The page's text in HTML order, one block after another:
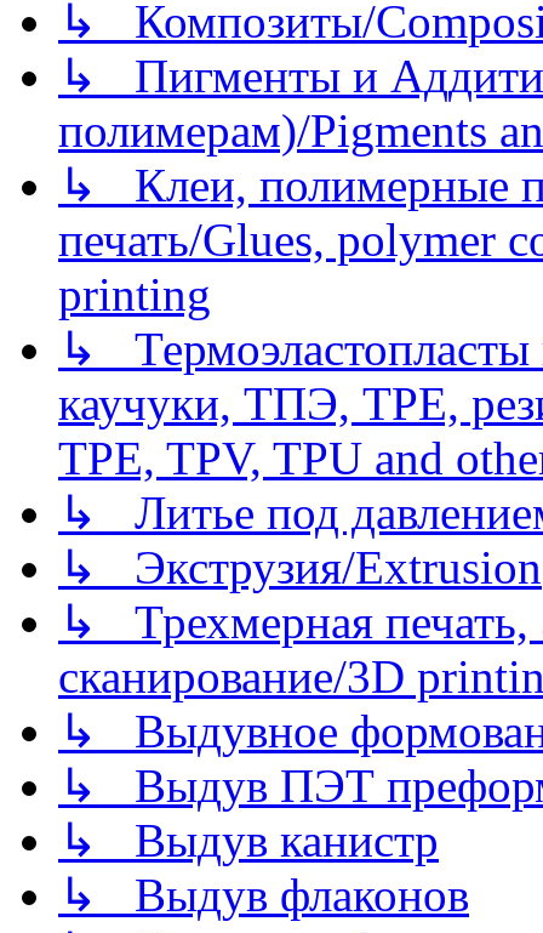
↳ Композиты/
↳ Пигменты и
полимерам)/Pigments
↳ Клеи, полимерные
печать/Glues, polymer
printing
↳
каучуки, ТПЭ, TPE,
TPE, TPV, TPU and
↳ Литье под
↳ Экструзия/Extrusion
↳ Трехмерная
сканирование/3D
↳ Выдувное
↳ Выдув ПЭТ
↳ Выдув канистр
↳ Выдув флаконов